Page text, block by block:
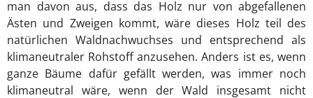
man davon aus, dass das Holz nur von abgefallenen
Ästen und Zweigen kommt, wäre dieses Holz teil des
natürlichen Waldnachwuchses und entsprechend als
klimaneutraler Rohstoff anzusehen. Anders ist es, wenn
ganze Bäume dafür gefällt werden, was immer noch
klimaneutral wäre, wenn der Wald insgesamt nicht